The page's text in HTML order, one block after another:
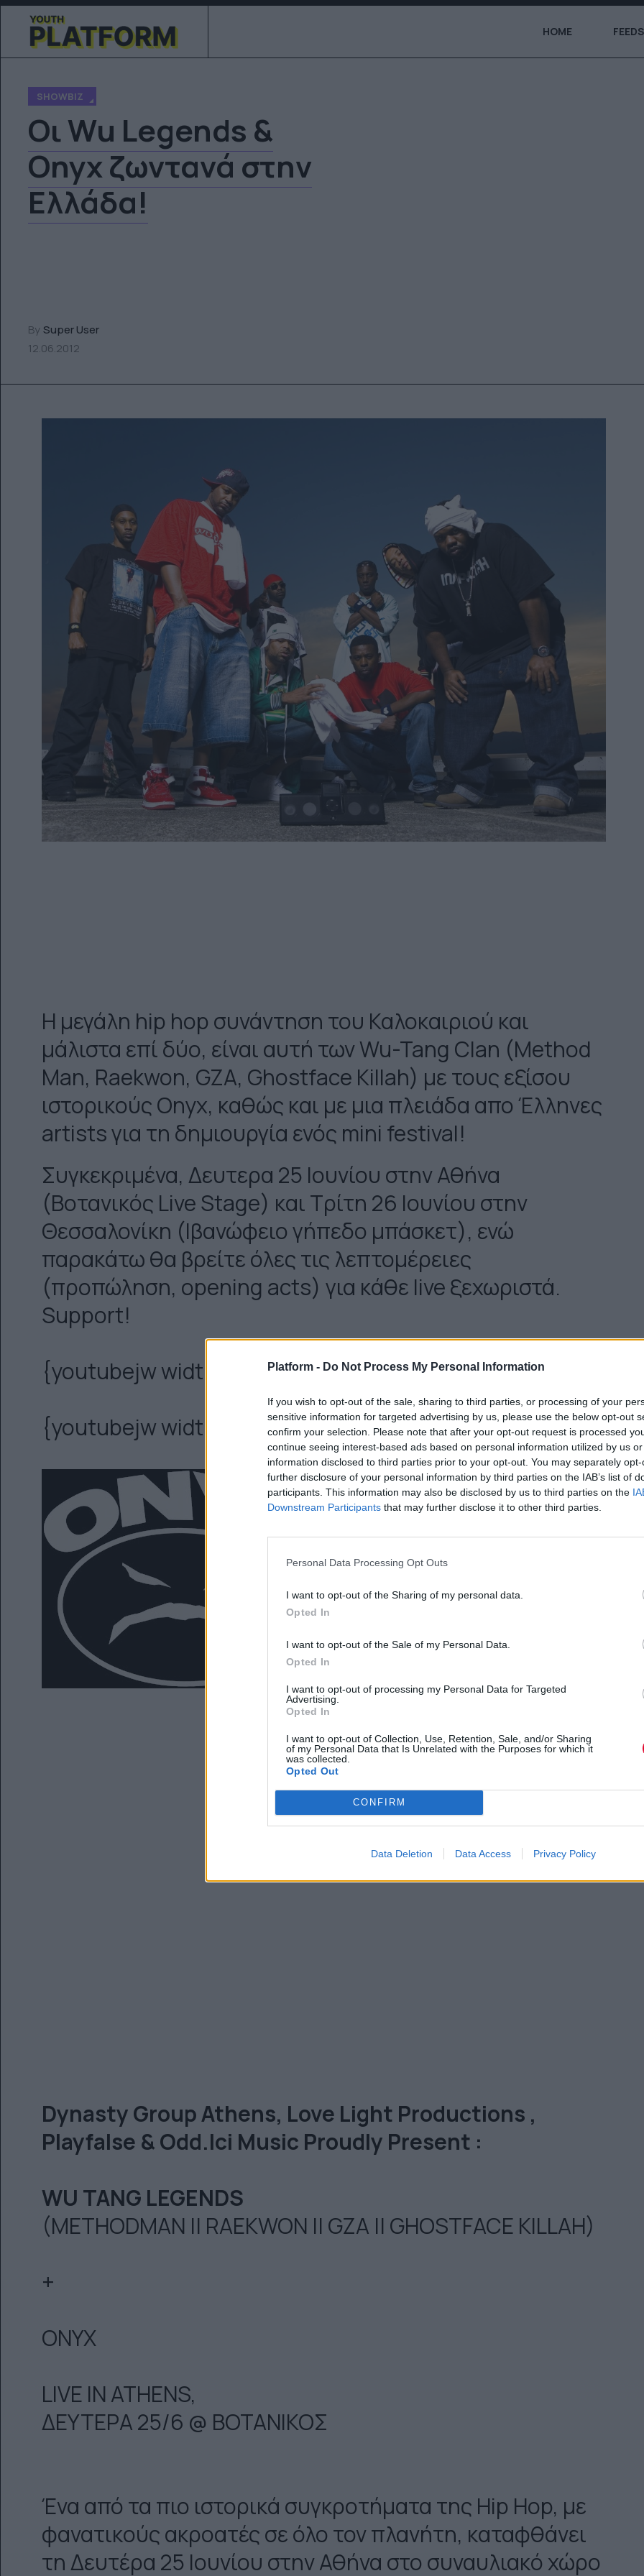
Platform - Do Not Process My Personal Information
If you wish to opt-out of the sale, sharing to third parties, or processing of your
sensitive information for targeted advertising by us, please use the below opt-out
confirm your selection. Please note that after your opt-out request is processed
continue seeing interest-based ads based on personal information utilized by us
information disclosed to third parties prior to your opt-out. You may separately
further disclosure of your personal information by third parties on the IAB’s list of
participants. This information may also be disclosed by us to third parties on the
Downstream Participants that may further disclose it to other third parties.
Personal Data Processing Opt Outs
I want to opt-out of the Sharing of my personal data.
Opted In
I want to opt-out of the Sale of my Personal Data.
Opted In
I want to opt-out of processing my Personal Data for Targeted
Advertising.
Opted In
I want to opt-out of Collection, Use, Retention, Sale, and/or Sharing
of my Personal Data that Is Unrelated with the Purposes for which it
was collected.
Opted Out
CONFIRM
Data Deletion Data Access Privacy Policy
HOME FEEDS
SHOWBIZ
Οι Wu Legends &
Onyx ζωντανά στην
Ελλάδα!
BySuper User
12.06.2012
Η μεγάλη hip hop συνάντηση του Καλοκαιριού και
μάλιστα επί δύο, είναι αυτή των Wu-Tang Clan (Method
Man, Raekwon, GZA, Ghostface Killah) με τους εξίσου
ιστορικούς Onyx, καθώς και με μια πλειάδα απο Έλληνες
artists για τη δημιουργία ενός mini festival!
Συγκεκριμένα, Δευτερα 25 Ιουνίου στην Αθήνα
(Βοτανικός Live Stage) και Τρίτη 26 Ιουνίου στην
Θεσσαλονίκη (Ιβανώφειο γήπεδο μπάσκετ), ενώ
παρακάτω θα βρείτε όλες τις λεπτομέρειες
(προπώληση, opening acts) για κάθε live ξεχωριστά.
Support!
{youtubejw width="469"}bjZRAvsZf1g{/youtubejw}
{youtubejw width="469"}GCZrz8siv4Q{/youtubejw}
Dynasty Group Athens, Love Light Productions ,
Playfalse & Odd.Ici Music Proudly Present :
WU TANG LEGENDS
(METHODMAN || RAEKWON || GZA || GHOSTFACE KILLAH)
+
ONYX
LIVE IN ATHENS,
ΔΕΥΤΕΡΑ 25/6 @ ΒΟΤΑΝΙΚΟΣ
Ένα από τα πιο ιστορικά συγκροτήματα της Hip Hop, με
φανατικούς ακροατές σε όλο τον πλανήτη, καταφθάνει
τη Δευτέρα 25 Ιουνίου στην Αθήνα στο συναυλιακό χώρο